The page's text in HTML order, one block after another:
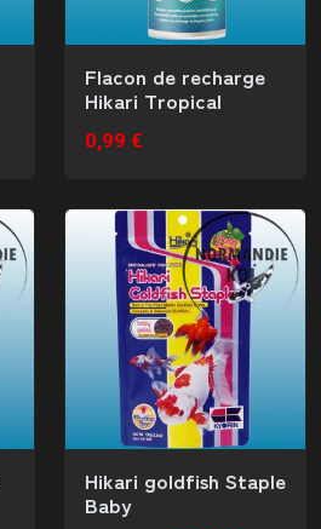
Flacon de recharge
Hikari Tropical
0,99 €
Hikari goldfish Staple
Baby